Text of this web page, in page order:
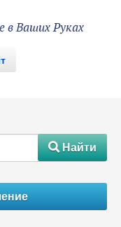
в Ваших Руках
#Найти